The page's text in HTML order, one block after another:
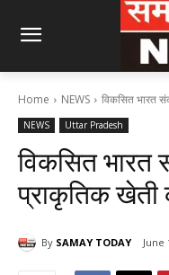
Home NEWS विकसित भारत
NEWS Uttar Pradesh
विकसित
प्राकृतिक
By SAMAY TODAY June